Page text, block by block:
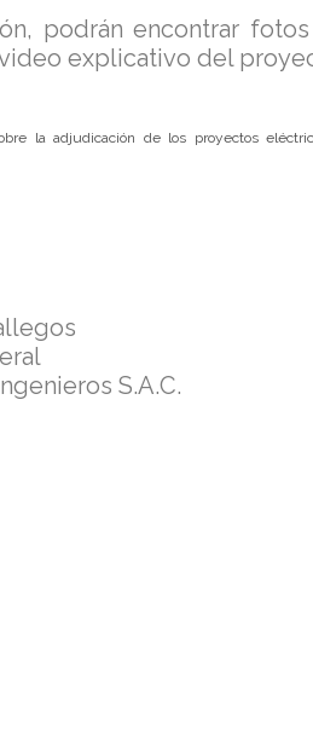
podrán encontrar
explicativo del
la adjudicación de los proyectos
S.A.C.